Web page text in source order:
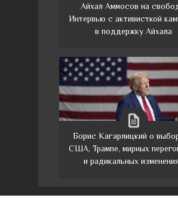
Айхал Аммосов на
Интервью с активисткой
в поддержку Айхала
Борис Кагарлицкий о
США, Трампе, мирных
и радикальных